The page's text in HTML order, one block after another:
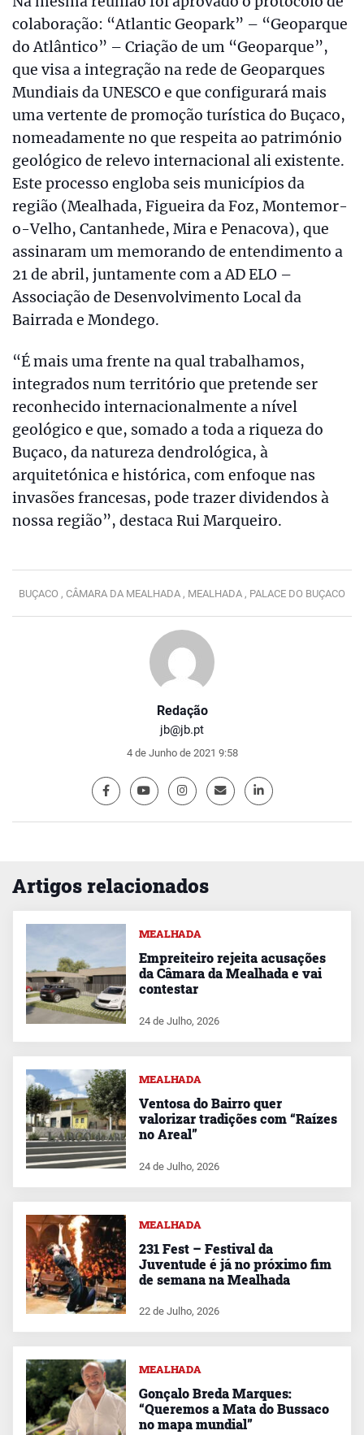
Redação
jb@jb.pt
4 de Junho de 2021 9:58
colaboração: “Atlantic Geopark” – “Geoparque
do Atlântico” – Criação de um “Geoparque”,
que visa a integração na rede de Geoparques
Mundiais da UNESCO e que configurará mais
uma vertente de promoção turística do Buçaco,
nomeadamente no que respeita ao património
geológico de relevo internacional ali existente.
Este processo engloba seis municípios da
região (Mealhada, Figueira da Foz, Montemor-
o-Velho, Cantanhede, Mira e Penacova), que
assinaram um memorando de entendimento a
21 de abril, juntamente com a AD ELO –
Associação de Desenvolvimento Local da
Bairrada e Mondego.
“É mais uma frente na qual trabalhamos,
integrados num território que pretende ser
reconhecido internacionalmente a nível
geológico e que, somado a toda a riqueza do
Buçaco, da natureza dendrológica, à
arquitetónica e histórica, com enfoque nas
invasões francesas, pode trazer dividendos à
nossa região”, destaca Rui Marqueiro.
BUÇACO , CÂMARA DA MEALHADA , MEALHADA , PALACE DO BUÇACO
Artigos relacionados
MEALHADA
Empreiteiro rejeita acusações
da Câmara da Mealhada e vai
contestar
24 de Julho, 2026
MEALHADA
Ventosa do Bairro quer
valorizar tradições com “Raízes
no Areal”
24 de Julho, 2026
MEALHADA
231 Fest – Festival da
Juventude é já no próximo fim
de semana na Mealhada
22 de Julho, 2026
MEALHADA
Gonçalo Breda Marques:
“Queremos a Mata do Bussaco
no mapa mundial”